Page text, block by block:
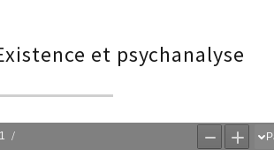
et psychanalyse